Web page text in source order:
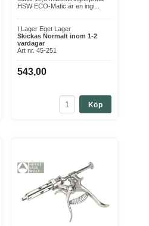
HSW ECO-Matic är en ingi...
I Lager Eget Lager
Skickas Normalt inom 1-2
vardagar
Art nr. 45-251
543,00
Köp